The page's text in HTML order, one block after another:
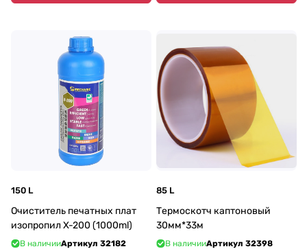
150 L
Очиститель печатных плат
изопропил X-200 (1000ml)
В наличииАртикул 32182
85 L
Термоскотч каптоновый
30мм*33м
В наличииАртикул 32398